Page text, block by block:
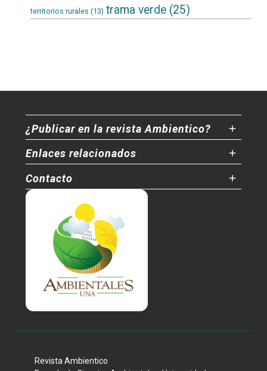
territorios rurales (13) trama verde(25)
¿Publicar en la revista Ambientico?
Enlaces relacionados
Contacto
Revista Ambientico